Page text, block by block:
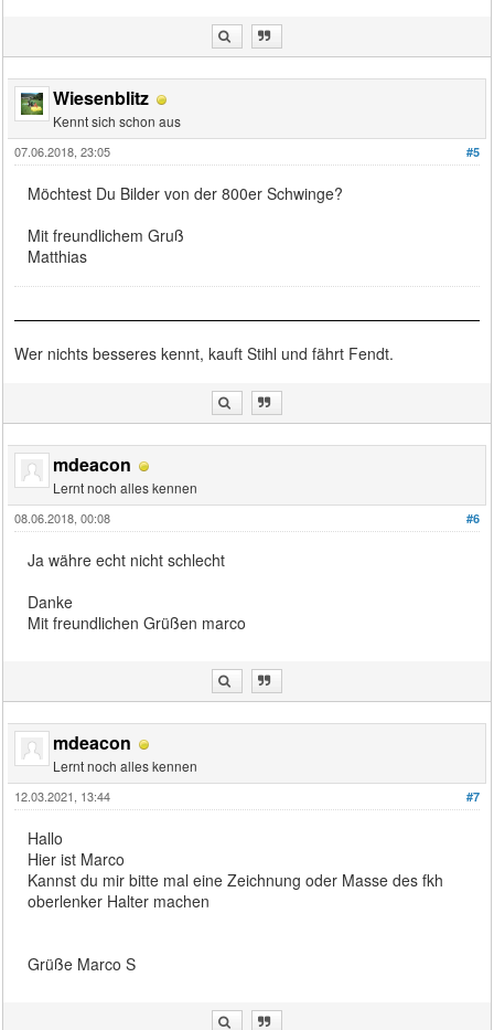
Wiesenblitz
Kennt sich schon aus
#5
07.06.2018, 23:05
Möchtest Du Bilder von der 800er Schwinge?
Mit freundlichem Gruß
Matthias
Wer nichts besseres kennt, kauft Stihl und fährt Fendt.
mdeacon
Lernt noch alles kennen
#6
08.06.2018, 00:08
Ja währe echt nicht schlecht
Danke
Mit freundlichen Grüßen marco
mdeacon
Lernt noch alles kennen
#7
12.03.2021, 13:44
Hallo
Hier ist Marco
Kannst du mir bitte mal eine Zeichnung oder Masse des fkh
oberlenker Halter machen
Grüße Marco S